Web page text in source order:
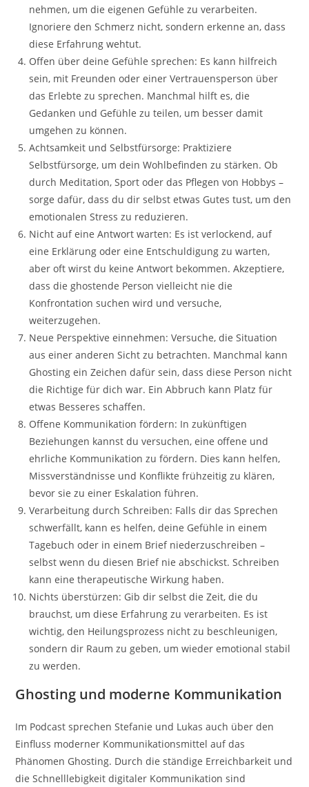
nehmen, um die eigenen Gefühle zu verarbeiten.
Ignoriere den Schmerz nicht, sondern erkenne an, dass
diese Erfahrung wehtut.
Offen über deine Gefühle sprechen: Es kann hilfreich
sein, mit Freunden oder einer Vertrauensperson über
das Erlebte zu sprechen. Manchmal hilft es, die
Gedanken und Gefühle zu teilen, um besser damit
umgehen zu können.
Achtsamkeit und Selbstfürsorge: Praktiziere
Selbstfürsorge, um dein Wohlbefinden zu stärken. Ob
durch Meditation, Sport oder das Pflegen von Hobbys –
sorge dafür, dass du dir selbst etwas Gutes tust, um den
emotionalen Stress zu reduzieren.
Nicht auf eine Antwort warten: Es ist verlockend, auf
eine Erklärung oder eine Entschuldigung zu warten,
aber oft wirst du keine Antwort bekommen. Akzeptiere,
dass die ghostende Person vielleicht nie die
Konfrontation suchen wird und versuche,
weiterzugehen.
Neue Perspektive einnehmen: Versuche, die Situation
aus einer anderen Sicht zu betrachten. Manchmal kann
Ghosting ein Zeichen dafür sein, dass diese Person nicht
die Richtige für dich war. Ein Abbruch kann Platz für
etwas Besseres schaffen.
Offene Kommunikation fördern: In zukünftigen
Beziehungen kannst du versuchen, eine offene und
ehrliche Kommunikation zu fördern. Dies kann helfen,
Missverständnisse und Konflikte frühzeitig zu klären,
bevor sie zu einer Eskalation führen.
Verarbeitung durch Schreiben: Falls dir das Sprechen
schwerfällt, kann es helfen, deine Gefühle in einem
Tagebuch oder in einem Brief niederzuschreiben –
selbst wenn du diesen Brief nie abschickst. Schreiben
kann eine therapeutische Wirkung haben.
Nichts überstürzen: Gib dir selbst die Zeit, die du
brauchst, um diese Erfahrung zu verarbeiten. Es ist
wichtig, den Heilungsprozess nicht zu beschleunigen,
sondern dir Raum zu geben, um wieder emotional stabil
zu werden.
Ghosting und moderne Kommunikation
Im Podcast sprechen Stefanie und Lukas auch über den
Einfluss moderner Kommunikationsmittel auf das
Phänomen Ghosting. Durch die ständige Erreichbarkeit und
die Schnelllebigkeit digitaler Kommunikation sind